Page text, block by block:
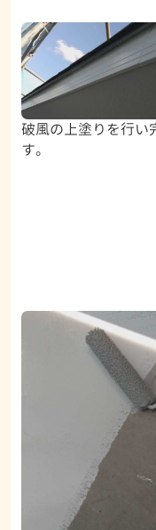
破風の上塗りを行い
す。